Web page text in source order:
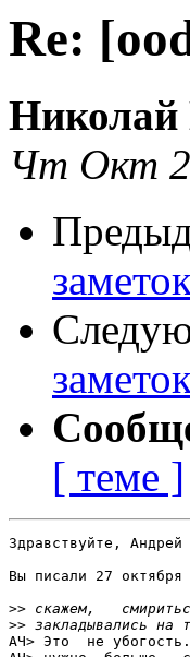
Re:
Николай
Чт Окт
[ теме ]
Здравствуйте, Андрей
Вы писали 27
>>
>>
АЧ> Это  не